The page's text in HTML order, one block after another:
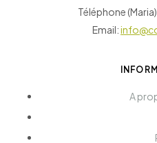
Téléphone
Email:
A